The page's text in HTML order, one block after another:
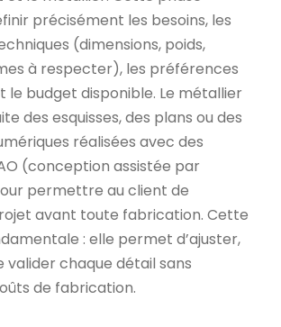
précisément les besoins, les
(dimensions, poids,
à respecter), les préférences
le budget disponible. Le métallier
des esquisses, des plans ou des
réalisées avec des
(conception assistée par
permettre au client de
avant toute fabrication. Cette
: elle permet d’ajuster,
valider chaque détail sans
de fabrication.